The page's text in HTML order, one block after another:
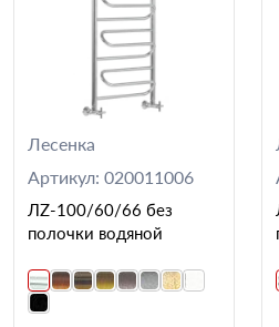
Лесенка
Артикул: 020011006
ЛZ-100/60/66 без
полочки водяной